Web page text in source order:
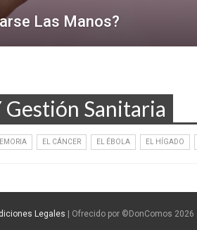
Las Manos?
Gestión Sanitaria
EL CÁNCER EL ÉBOLA EL HÍGADO
Legales | Ofrecido por ©DonComos 2026